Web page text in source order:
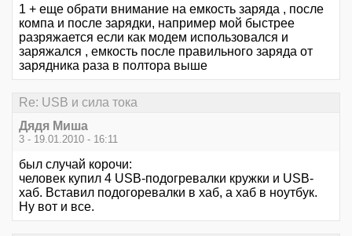
1 + еще обрати внимание на емкость заряда , после
компа и после зарядки, например мой быстрее
разряжается если как модем использовался и
заряжался , емкость после правильного заряда от
зарядника раза в полтора выше
Re: USB и сила тока
Дядя Миша
3 - 19.01.2010 - 16:11
был случай корочи:
человек купил 4 USB-подогревалки кружки и USB-
хаб. Вставил подогоревалки в хаб, а хаб в ноутбук.
Ну вот и все.